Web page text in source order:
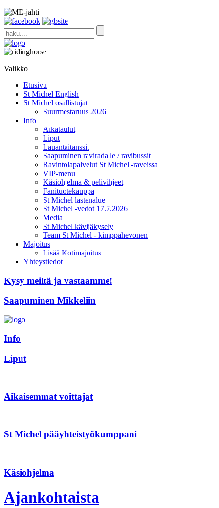
Valikko
Etusivu
St Michel English
St Michel osallistujat
Suurmestaruus 2026
Info
Aikataulut
Liput
Lauantaitanssit
Saapuminen raviradalle / ravibussit
Ravintolapalvelut St Michel -raveissa
VIP-menu
Käsiohjelma & pelivihjeet
Fanituotekauppa
St Michel lastenalue
St Michel -vedot 17.7.2026
Media
St Michel kävijäkysely
Team St Michel - kimppahevonen
Majoitus
Lisää Kotimajoitus
Yhteystiedot
Kysy meiltä ja vastaamme!
Saapuminen Mikkeliin
Info
Liput
Aikaisemmat voittajat
St Michel pääyhteistyökumppani
Käsiohjelma
Ajankohtaista